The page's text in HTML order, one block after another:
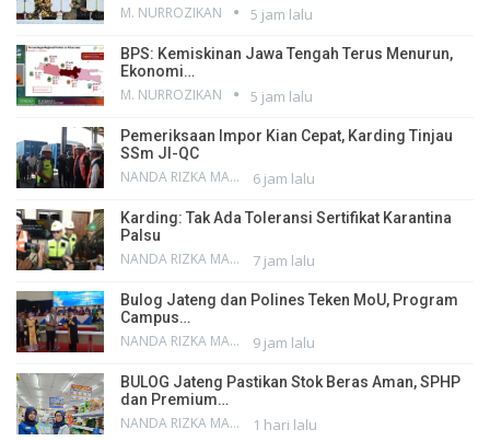
M. NURROZIKAN 5 jam lalu
BPS: Kemiskinan Jawa Tengah Terus Menurun,
Ekonomi…
M. NURROZIKAN 5 jam lalu
Pemeriksaan Impor Kian Cepat, Karding Tinjau
SSm JI-QC
NANDA RIZKA MAHENDRA 6 jam lalu
Karding: Tak Ada Toleransi Sertifikat Karantina
Palsu
NANDA RIZKA MAHENDRA 7 jam lalu
Bulog Jateng dan Polines Teken MoU, Program
Campus…
NANDA RIZKA MAHENDRA 9 jam lalu
BULOG Jateng Pastikan Stok Beras Aman, SPHP
dan Premium…
NANDA RIZKA MAHENDRA 1 hari lalu